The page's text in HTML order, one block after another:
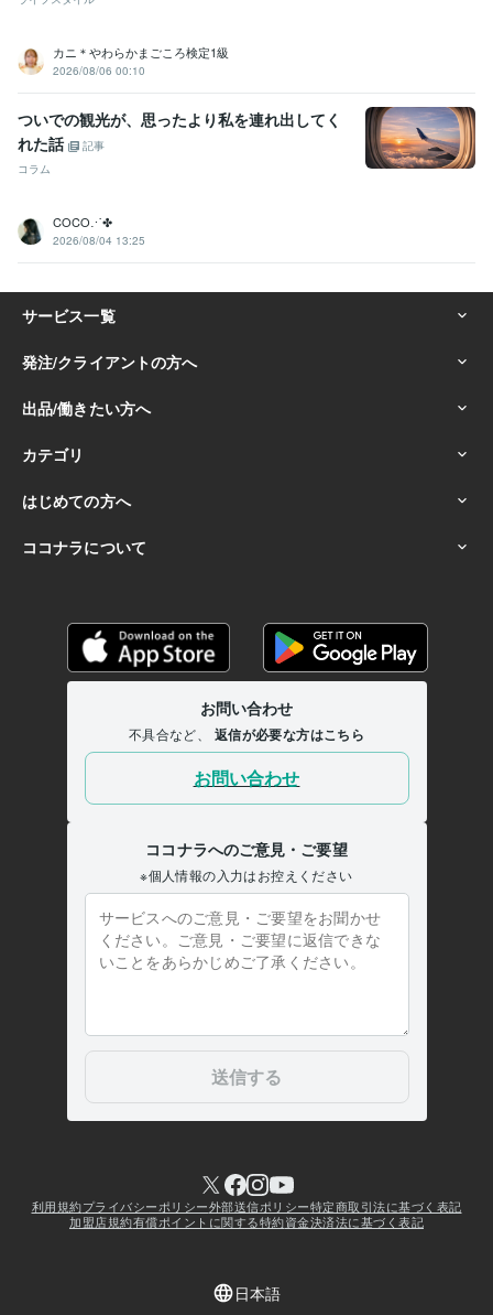
カニ＊やわらかまごころ検定1級
2026/08/06 00:10
ついでの観光が、思ったより私を連れ出してく
れた話
記事
コラム
COCO⋰✤
2026/08/04 13:25